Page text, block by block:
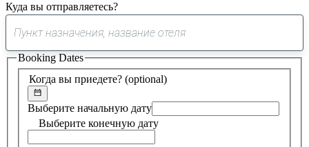
Куда вы отправляетесь?
0
предложение
найдено
Когда вы приедете? (optional)
Выберите начальную дату
Выберите конечную дату
Booking Dates